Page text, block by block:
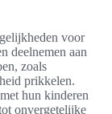
voor
deelnemen aan
zoals
prikkelen.
hun kinderen
onvergetelijke